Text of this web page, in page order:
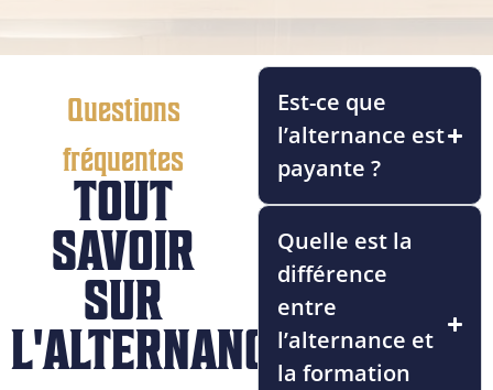
Questions
fréquentes
TOUT
SAVOIR
SUR
L'ALTERNANCE
Est-ce que
l’alternance est
payante ?
Quelle est la
différence
entre
l’alternance et
la formation